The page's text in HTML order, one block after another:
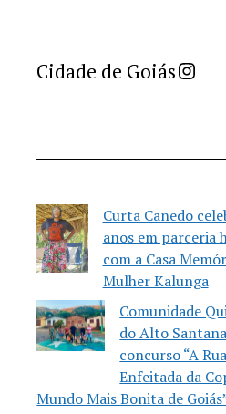
Cidade de GoiásImprensa Criativa da Cidade de Goiás
Curta Canedo
anos em parceria
com a Casa
Mulher Kalunga
Comunidade
do Alto
concurso “A Rua
Enfeitada da
Mundo Mais Bonita de